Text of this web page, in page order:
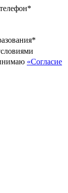
*
*
«Согласие